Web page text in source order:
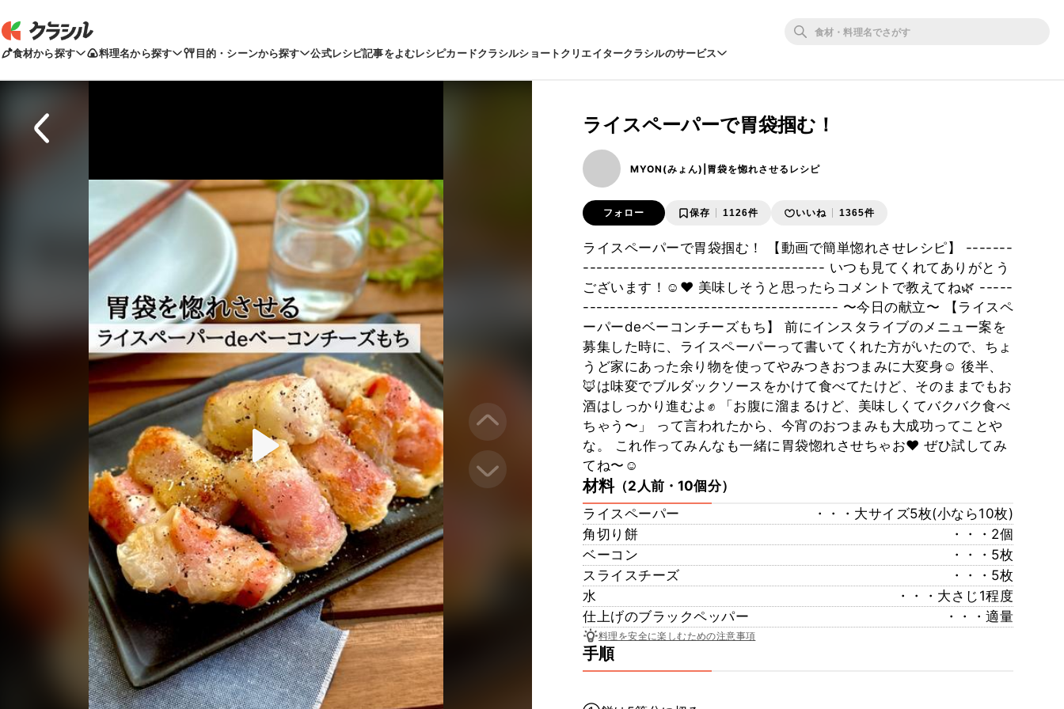
食材から探す 料理名から探す 目的・シーンから探す 公式レシピ記事をよむレシピカードクラシルショートクリエイタークラシルのサービス
ライスペーパーで胃袋掴む！
MYON(みょん)|胃袋を惚れさせるレシピ
フォロー 保存 1126件 いいね 1365件
ライスペーパーで胃袋掴む！ 【動画で簡単惚れさせレシピ】 -------
------------------------------------ いつも見てくれてありがとう
ございます！☺️❤︎ 美味しそうと思ったらコメントで教えてね🌿 -----
-------------------------------------- 〜今日の献立〜 【ライスペ
ーパーdeベーコンチーズもち】 前にインスタライブのメニュー案を
募集した時に、ライスペーパーって書いてくれた方がいたので、ちょ
うど家にあった余り物を使ってやみつきおつまみに大変身☺️ 後半、
🦊は味変でブルダックソースをかけて食べてたけど、そのままでもお
酒はしっかり進むよ✊ 「お腹に溜まるけど、美味しくてバクバク食べ
ちゃう〜」 って言われたから、今宵のおつまみも大成功ってことや
な。 これ作ってみんなも一緒に胃袋惚れさせちゃお❤︎ ぜひ試してみ
てね〜☺
材料（2人前・10個分）
ライスペーパー
・・・大サイズ5枚(小なら10枚)
角切り餅
・・・2個
ベーコン
・・・5枚
スライスチーズ
・・・5枚
水
・・・大さじ1程度
仕上げのブラックペッパー
・・・適量
料理を安全に楽しむための注意事項
手順